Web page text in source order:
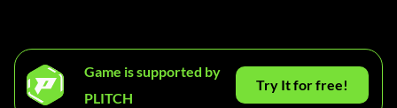
Game is supported by
PLITCH
Try It for free!